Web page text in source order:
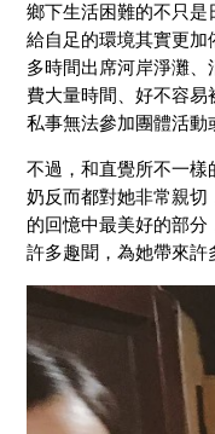
鄉下生活困難的不只是
給自足的環境其實更
多時間出席河岸淨灘
費大量時間、好不容
私事無法參加團體活動
不過，和直覺所不一
奶反而都對她非常親
的回憶中最美好的部
許多趣聞，為她帶來許